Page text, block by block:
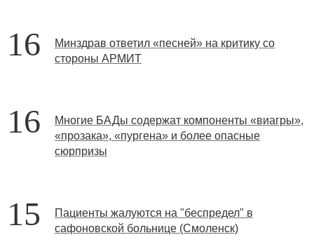
16
Минздрав ответил «песней» на критику со
стороны АРМИТ
16
Многие БАДы содержат компоненты «виагры»,
«прозака», «пургена» и более опасные
сюрпризы
15
Пациенты жалуются на "беспредел" в
сафоновской больнице (Смоленск)